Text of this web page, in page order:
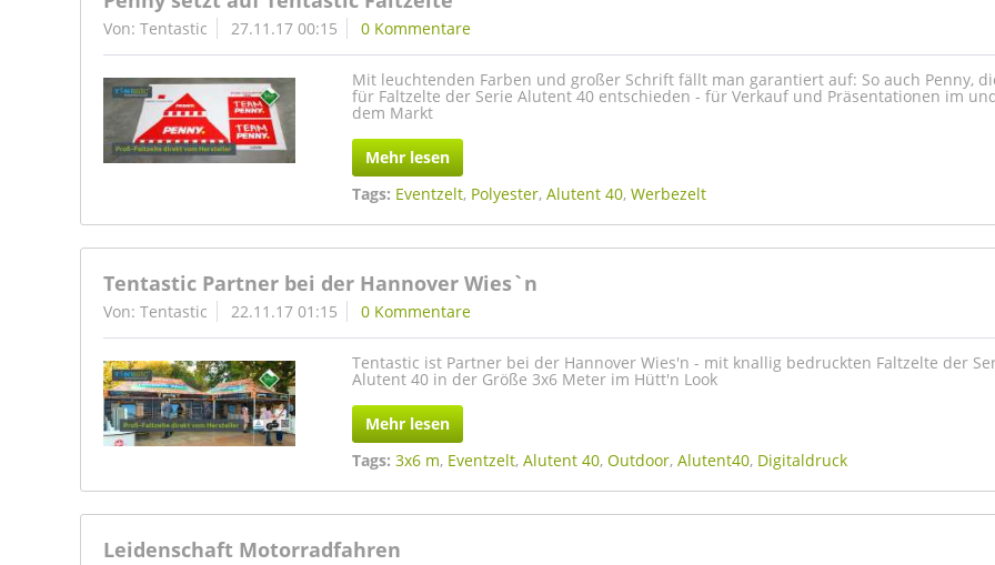
Von: Tentastic 27.11.17 00:15 0 Kommentare
Mit leuchtenden Farben und großer Schrift fällt man garantiert auf: So auch Penny,
für Faltzelte der Serie Alutent 40 entschieden - für Verkauf und Präsentationen im
dem Markt
Mehr lesen
Tags: Eventzelt, Polyester,Alutent 40,Werbezelt
Tentastic Partner bei der Hannover Wies`n
Von: Tentastic 22.11.17 01:15 0 Kommentare
Tentastic ist Partner bei der Hannover Wies'n - mit knallig bedruckten Faltzelte der
Alutent 40 in der Größe 3x6 Meter im Hütt'n Look
Mehr lesen
Tags: 3x6 m, Eventzelt,Alutent 40,Outdoor,Alutent40, Digitaldruck
Leidenschaft Motorradfahren